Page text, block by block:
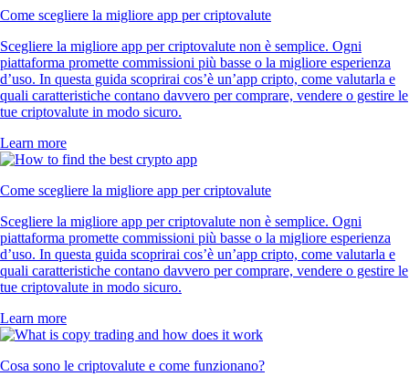
Come scegliere la migliore app per criptovalute
Scegliere la migliore app per criptovalute non è semplice. Ogni
piattaforma promette commissioni più basse o la migliore esperienza
d’uso. In questa guida scoprirai cos’è un’app cripto, come valutarla e
quali caratteristiche contano davvero per comprare, vendere o gestire le
tue criptovalute in modo sicuro.
Learn more
Come scegliere la migliore app per criptovalute
Scegliere la migliore app per criptovalute non è semplice. Ogni
piattaforma promette commissioni più basse o la migliore esperienza
d’uso. In questa guida scoprirai cos’è un’app cripto, come valutarla e
quali caratteristiche contano davvero per comprare, vendere o gestire le
tue criptovalute in modo sicuro.
Learn more
Cosa sono le criptovalute e come funzionano?